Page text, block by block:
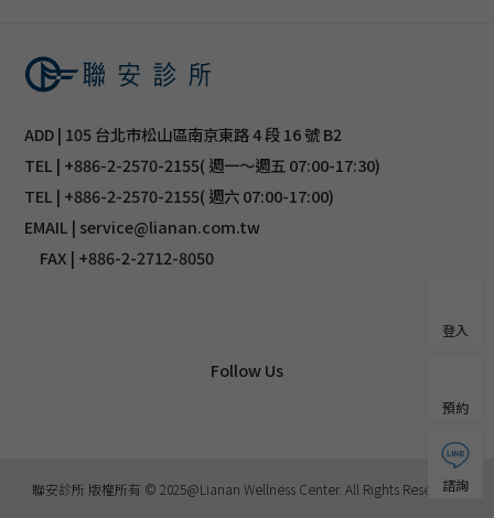
ADD | 105 台北市松山區南京東路 4 段 16 號 B2
TEL | +886-2-2570-2155( 週一～週五 07:00-17:30)
TEL | +886-2-2570-2155( 週六 07:00-17:00)
EMAIL | service@lianan.com.tw
FAX | +886-2-2712-8050
Follow Us
聯安診所 版權所有 © 2025@Lianan Wellness Center. All Rights Reserved.
登入
預約
諮詢